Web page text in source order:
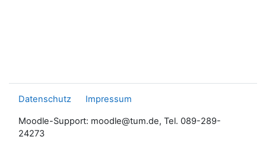
Datenschutz Impressum
Moodle-Support: moodle@tum.de, Tel. 089-289-
24273